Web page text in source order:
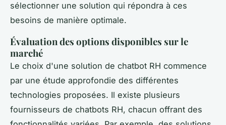
sélectionner une solution qui répondra à ces
besoins de manière optimale.
Évaluation des options disponibles sur le
marché
Le choix d'une solution de chatbot RH commence
par une étude approfondie des différentes
technologies proposées. Il existe plusieurs
fournisseurs de chatbots RH, chacun offrant des